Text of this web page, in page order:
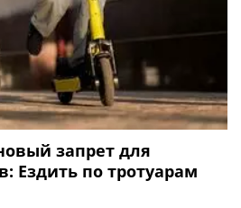
запрет для
Ездить по тротуарам